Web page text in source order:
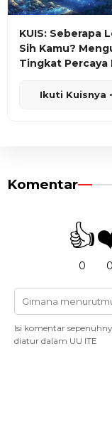
KUIS: Seberapa
Sih Kamu?
Tingkat Percaya
Ikuti Kuisnya
Komentar
👍
0 0
Isi komentar
diatur dalam UU ITE